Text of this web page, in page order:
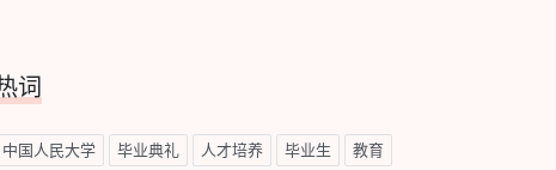
词
中国人民大学 毕业典礼 人才培养 毕业生 教育